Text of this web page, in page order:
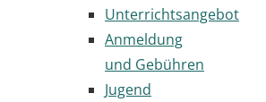
Unterrichtsangebot
Anmeldung
und Gebühren
Jugend